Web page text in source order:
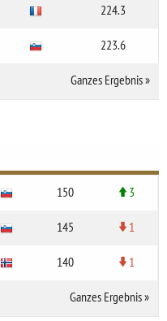
224.3
223.6
Ganzes Ergebnis»
150 3
145 1
140 1
Ganzes Ergebnis»